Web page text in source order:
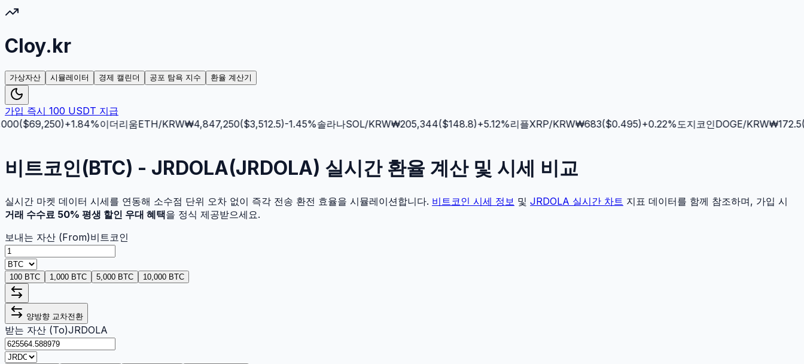
Cloy.kr
가상자산 시뮬레이터 경제 캘린더 공포 탐욕 지수 환율 계산기
가입 즉시 100 USDT 지급
($69,250)+1.84%이더리움ETH/KRW₩4,847,250($3,512.5)-1.45%솔라나SOL/KRW₩205,344($148.8)+5.12%리플XRP/KRW₩683($0.495)+0.22%도지코인DOGE/KRW₩172.5($
비트코인(BTC) - JRDOLA(JRDOLA) 실시간 환율 계산 및 시세 비교
실시간 마켓 데이터 시세를 연동해 소수점 단위 오차 없이 즉각 전송 환전 효율을 시뮬레이션합니다. 비트코인 시세 정보 및 JRDOLA 실시간 차트 지표 데이터를 함께 참조하며, 가입 시
거래 수수료 50% 평생 할인 우대 혜택을 정식 제공받으세요.
보내는 자산 (From)비트코인
100 BTC 1,000 BTC 5,000 BTC 10,000 BTC
양방향 교차전환
받는 자산 (To)JRDOLA